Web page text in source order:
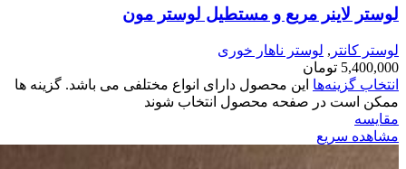
لوستر لاینر مربع و مستطیل لوستر مون
لوستر کانتر , لوستر ناهار خوری
5,400,000 تومان
انتخاب گزینه‌ها این محصول دارای انواع مختلفی می باشد. گزینه ها
ممکن است در صفحه محصول انتخاب شوند
مقایسه
مشاهده سریع